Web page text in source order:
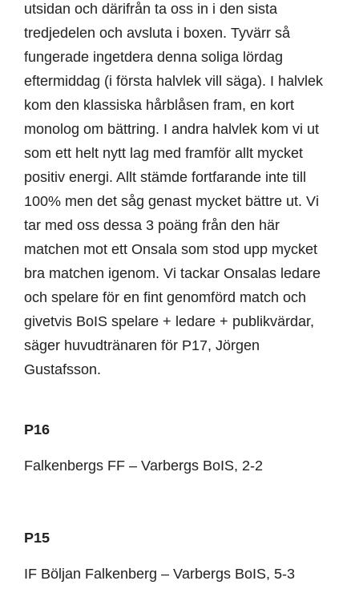
utsidan och därifrån ta oss in i den sista
tredjedelen och avsluta i boxen. Tyvärr så
fungerade ingetdera denna soliga lördag
eftermiddag (i första halvlek vill säga). I halvlek
kom den klassiska hårblåsen fram, en kort
monolog om bättring. I andra halvlek kom vi ut
som ett helt nytt lag med framför allt mycket
positiv energi. Allt stämde fortfarande inte till
100% men det såg genast mycket bättre ut. Vi
tar med oss dessa 3 poäng från den här
matchen mot ett Onsala som stod upp mycket
bra matchen igenom. Vi tackar Onsalas ledare
och spelare för en fint genomförd match och
givetvis BoIS spelare + ledare + publikvärdar,
säger huvudtränaren för P17, Jörgen
Gustafsson.
P16
Falkenbergs FF – Varbergs BoIS, 2-2
P15
IF Böljan Falkenberg – Varbergs BoIS, 5-3